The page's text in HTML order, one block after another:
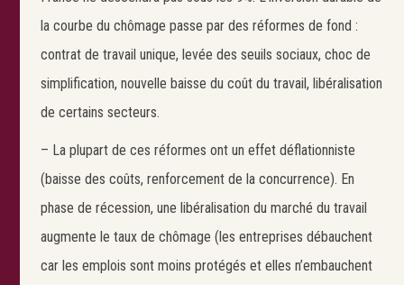
la courbe du chômage passe par des réformes de fond :
contrat de travail unique, levée des seuils sociaux, choc de
simplification, nouvelle baisse du coût du travail, libéralisation
de certains secteurs.
– La plupart de ces réformes ont un effet déflationniste
(baisse des coûts, renforcement de la concurrence). En
phase de récession, une libéralisation du marché du travail
augmente le taux de chômage (les entreprises débauchent
car les emplois sont moins protégés et elles n’embauchent